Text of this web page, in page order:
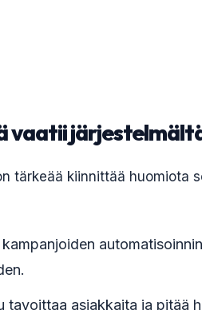
vaatii
tärkeää kiinnittää huomiota
tavoittaa asiakkaita ja pitää